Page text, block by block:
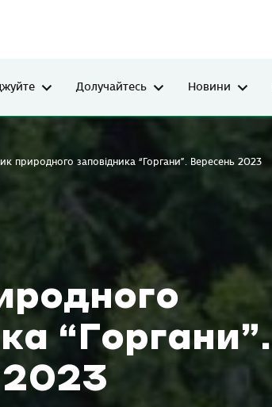
Долучайтесь Новини
“Горгани”.
природного заповідника “Горгани”. Вересень 2023